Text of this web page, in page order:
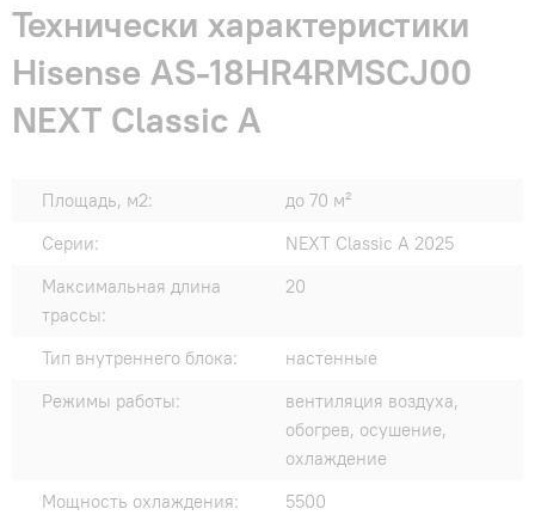
Технически характеристики
Hisense AS-18HR4RMSCJ00
NEXT Classic A
Площадь, м2:
до 70 м²
Серии:
NEXT Classic A 2025
Максимальная длина
трассы:
20
Тип внутреннего блока:
настенные
Режимы работы:
вентиляция воздуха,
обогрев, осушение,
охлаждение
Мощность охлаждения:
5500